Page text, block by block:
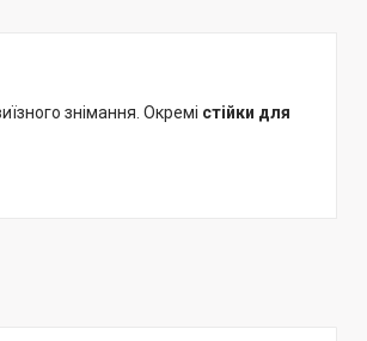
знімання. Окремі стійки для